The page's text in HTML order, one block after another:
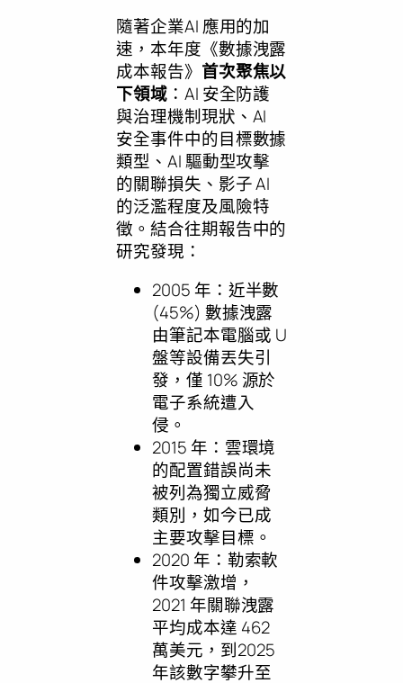
隨著企業AI 應用的加
速，本年度《數據洩露
成本報告》 首次聚焦以
下領域 ：AI 安全防護
與治理機制現狀、AI
安全事件中的目標數據
類型、AI 驅動型攻擊
的關聯損失、影子 AI
的泛濫程度及風險特
徵。結合往期報告中的
研究發現：
2005 年：近半數
(45%) 數據洩露
由筆記本電腦或 U
盤等設備丟失引
發，僅 10% 源於
電子系統遭入
侵。
2015 年：雲環境
的配置錯誤尚未
被列為獨立威脅
類別，如今已成
主要攻擊目標。
2020 年：勒索軟
件攻擊激增，
2021 年關聯洩露
平均成本達 462
萬美元，到2025
年該數字攀升至